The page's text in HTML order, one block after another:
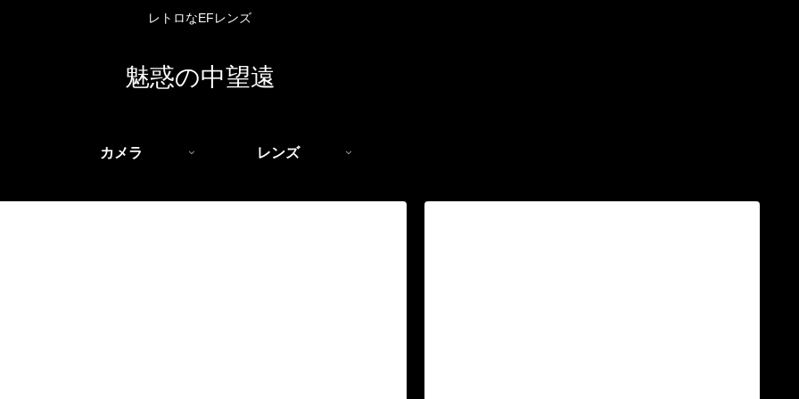
レトロなEFレンズ
魅惑の中望遠
カメラ レンズ